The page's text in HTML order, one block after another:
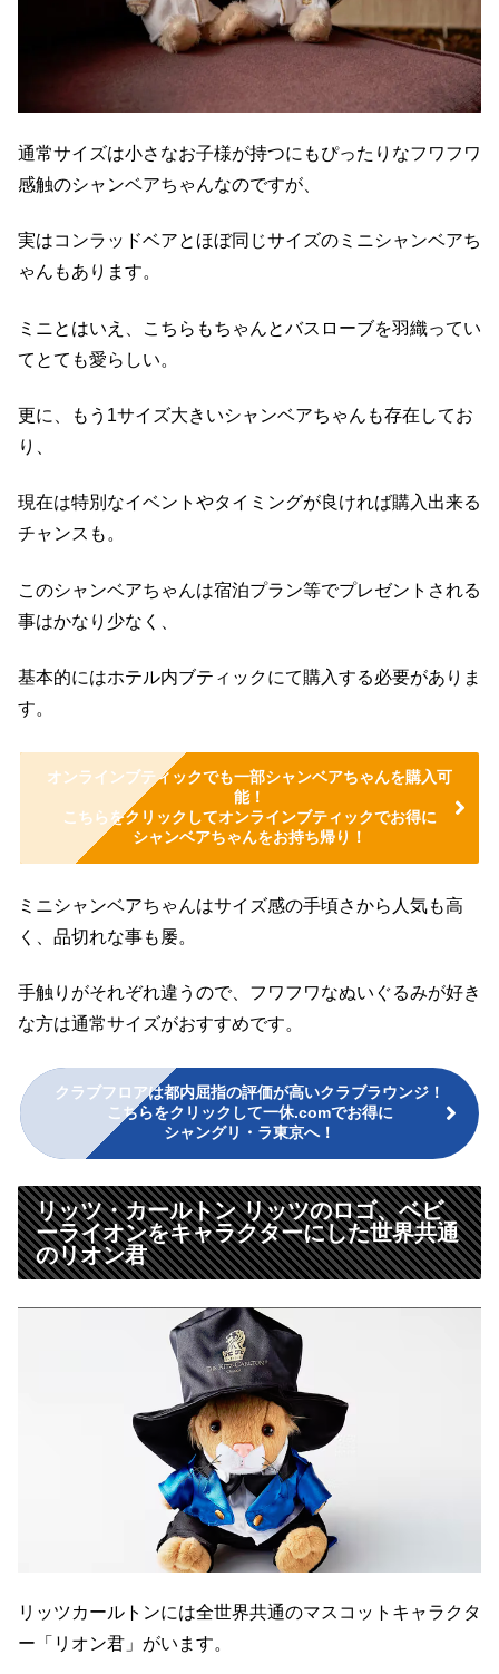
通常サイズは小さなお子様が持つにもぴったりなフワフワ
感触のシャンベアちゃんなのですが、
実はコンラッドベアとほぼ同じサイズのミニシャンベアち
ゃんもあります。
ミニとはいえ、こちらもちゃんとバスローブを羽織ってい
てとても愛らしい。
更に、もう1サイズ大きいシャンベアちゃんも存在してお
り、
現在は特別なイベントやタイミングが良ければ購入出来る
チャンスも。
このシャンベアちゃんは宿泊プラン等でプレゼントされる
事はかなり少なく、
基本的にはホテル内ブティックにて購入する必要がありま
す。
オンラインブティックでも一部シャンベアちゃんを購入可
能！
こちらをクリックしてオンラインブティックでお得に
シャンベアちゃんをお持ち帰り！
ミニシャンベアちゃんはサイズ感の手頃さから人気も高
く、品切れな事も屡。
手触りがそれぞれ違うので、フワフワなぬいぐるみが好き
な方は通常サイズがおすすめです。
クラブフロアは都内屈指の評価が高いクラブラウンジ！
こちらをクリックして一休.comでお得に
シャングリ・ラ東京へ！
リッツ・カールトン リッツのロゴ、ベビ
ーライオンをキャラクターにした世界共通
のリオン君
リッツカールトンには全世界共通のマスコットキャラクタ
ー「リオン君」がいます。